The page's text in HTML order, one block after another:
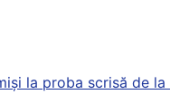
la proba scrisă de